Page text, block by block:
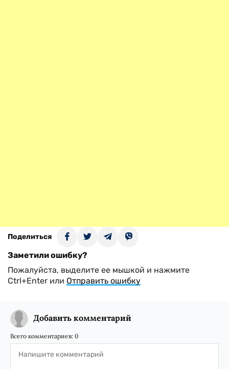
Поделиться
Заметили ошибку?
Пожалуйста, выделите ее мышкой и нажмите
Ctrl+Enter или Отправить ошибку
Добавить комментарий
Всего комментариев: 0